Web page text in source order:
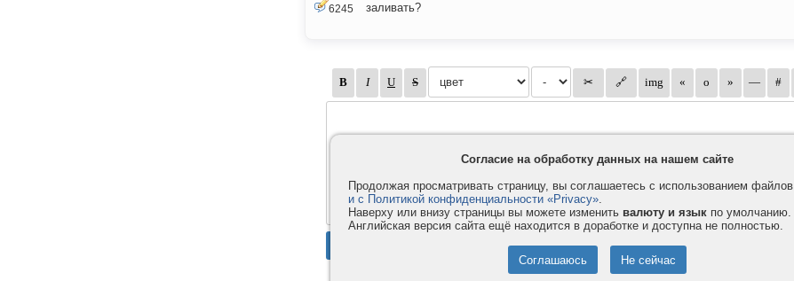
6245
заливать?
Согласие на обработку данных на нашем сайте
Продолжая просматривать страницу, вы соглашаетесь с использованием файлов
и с Политикой конфиденциальности «Privacy».
Наверху или внизу страницы вы можете изменить валюту и язык по умолчанию.
Английская версия сайта ещё находится в доработке и доступна не полностью.